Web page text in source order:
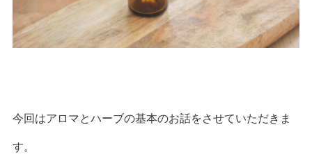
今回はアロマとハーブの基本のお話をさせていただきま
す。